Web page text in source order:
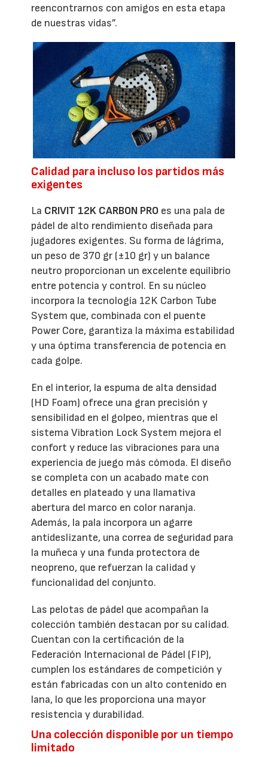
reencontrarnos con amigos en esta etapa
de nuestras vidas”.
Calidad para incluso los partidos más
exigentes
La CRIVIT 12K CARBON PRO es una pala de
pádel de alto rendimiento diseñada para
jugadores exigentes. Su forma de lágrima,
un peso de 370 gr (±10 gr) y un balance
neutro proporcionan un excelente equilibrio
entre potencia y control. En su núcleo
incorpora la tecnología 12K Carbon Tube
System que, combinada con el puente
Power Core, garantiza la máxima estabilidad
y una óptima transferencia de potencia en
cada golpe.
En el interior, la espuma de alta densidad
(HD Foam) ofrece una gran precisión y
sensibilidad en el golpeo, mientras que el
sistema Vibration Lock System mejora el
confort y reduce las vibraciones para una
experiencia de juego más cómoda. El diseño
se completa con un acabado mate con
detalles en plateado y una llamativa
abertura del marco en color naranja.
Además, la pala incorpora un agarre
antideslizante, una correa de seguridad para
la muñeca y una funda protectora de
neopreno, que refuerzan la calidad y
funcionalidad del conjunto.
Las pelotas de pádel que acompañan la
colección también destacan por su calidad.
Cuentan con la certificación de la
Federación Internacional de Pádel (FIP),
cumplen los estándares de competición y
están fabricadas con un alto contenido en
lana, lo que les proporciona una mayor
resistencia y durabilidad.
Una colección disponible por un tiempo
limitado